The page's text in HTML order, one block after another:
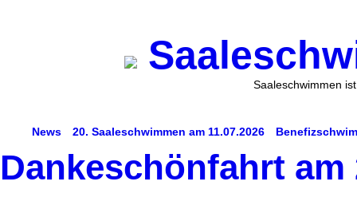
Saaleschwimmen
News 20. Saaleschwimmen am 11.07.2026
Schwimmen lernen für Erwachsene
Der Saalestrand in
Impressum/Datenschutz
Dankeschönfahrt am